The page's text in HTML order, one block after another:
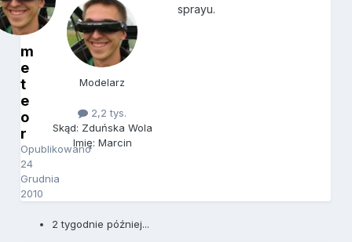
m
e
t
e
o
r
Opublikowano
24
Grudnia
2010
Modelarz
2,2 tys.
Skąd: Zduńska Wola
Imię: Marcin
sprayu.
2 tygodnie później...